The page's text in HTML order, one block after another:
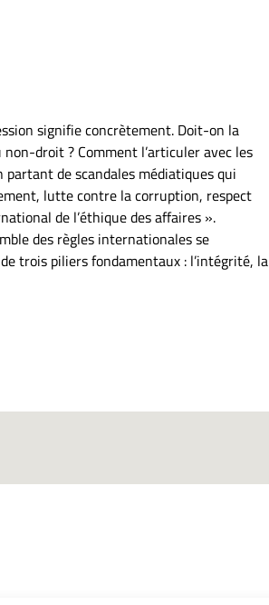
signifie concrètement. Doit-on la
droit ? Comment l’articuler avec les
de scandales médiatiques qui
lutte contre la corruption, respect
de l’éthique des affaires ».
des règles internationales se
trois piliers fondamentaux : l’intégrité, la